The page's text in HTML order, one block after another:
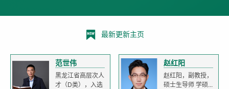
最新更新主页
范世伟
黑龙江省高层次人
才（D类），入选
赵红阳
赵红阳，副教授，
硕士生导师 学硕...